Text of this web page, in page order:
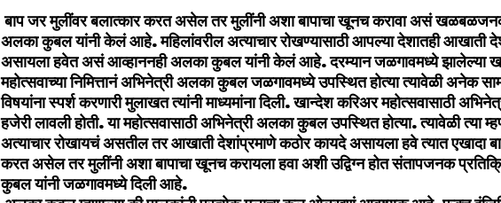
बाप जर मुलींवर बलात्कार करत असेल तर मुलींनी अशा बापाचा खूनच करावा असं
अलका कुबल यांनी केलं आहे. महिलांवरील अत्याचार रोखण्यासाठी आपल्या देशातही आखाती
असायला हवेत असं आव्हाननही अलका कुबल यांनी केलं आहे. दरम्यान जळगावमध्ये झालेल्या
महोत्सवाच्या निमित्तानं अभिनेत्री अलका कुबल जळगावमध्ये उपस्थित होत्या त्यावेळी अनेक
विषयांना स्पर्श करणारी मुलाखत त्यांनी माध्यमांना दिली. खान्देश करिअर महोत्सवासाठी
हजेरी लावली होती. या महोत्सवासाठी अभिनेत्री अलका कुबल उपस्थित होत्या. त्यावेळी त्या
अत्याचार रोखायचं असतील तर आखाती देशांप्रमाणे कठोर कायदे असायला हवे त्यात एखादा
करत असेल तर मुलींनी अशा बापाचा खूनच करायला हवा अशी उद्विग्न होत संतापजनक
कुबल यांनी जळगावमध्ये दिली आहे.